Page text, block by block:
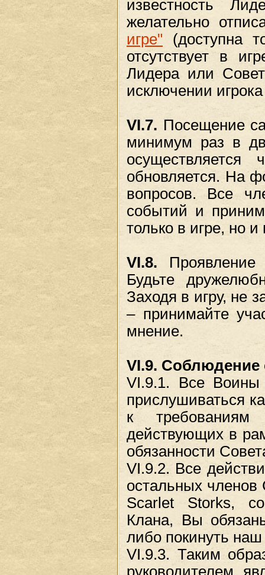
известность
желательно
игре" (доступна
отсутствует в
Лидера или
исключении
VI.7. Посещение
минимум раз в
осуществляется
обновляется. На
вопросов. Все
событий и
только в игре, но
VI.8.
Будьте
Заходя в игру, не
– принимайте
мнение.
VI.9. Соблюдение
VI.9.1. Все
прислушиваться
к
действующих в
обязанности
VI.9.2. Все
остальных членов
Scarlet Storks,
Клана, Вы
либо покинуть
VI.9.3. Таким
руководителем